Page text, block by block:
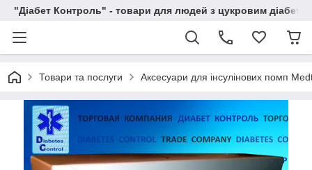
"Діабет Контроль" - товари для людей з цукровим
Товари та послуги Аксесуари для інсулінових помп